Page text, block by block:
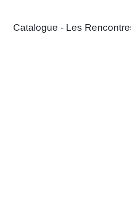
Catalogue - Les